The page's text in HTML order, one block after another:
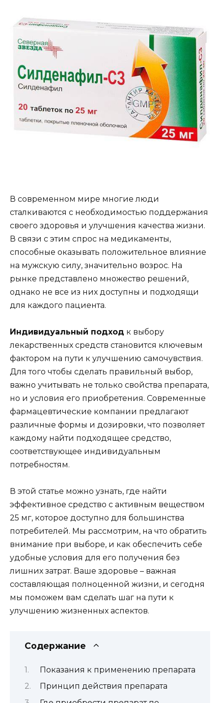
В современном мире многие люди
сталкиваются с необходимостью поддержания
своего здоровья и улучшения качества жизни.
В связи с этим спрос на медикаменты,
способные оказывать положительное влияние
на мужскую силу, значительно возрос. На
рынке представлено множество решений,
однако не все из них доступны и подходящи
для каждого пациента.
Индивидуальный подход к выбору
лекарственных средств становится ключевым
фактором на пути к улучшению самочувствия.
Для того чтобы сделать правильный выбор,
важно учитывать не только свойства препарата,
но и условия его приобретения. Современные
фармацевтические компании предлагают
различные формы и дозировки, что позволяет
каждому найти подходящее средство,
соответствующее индивидуальным
потребностям.
В этой статье можно узнать, где найти
эффективное средство с активным веществом
25 мг, которое доступно для большинства
потребителей. Мы рассмотрим, на что обратить
внимание при выборе, и как обеспечить себе
удобные условия для его получения без
лишних затрат. Ваше здоровье – важная
составляющая полноценной жизни, и сегодня
мы поможем вам сделать шаг на пути к
улучшению жизненных аспектов.
Содержание
Показания к применению препарата
Принцип действия препарата